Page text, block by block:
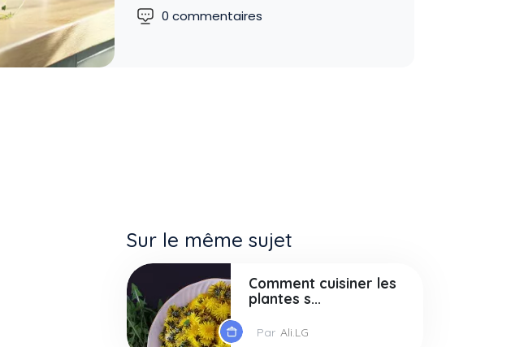
0 commentaires
Sur le même sujet
Comment cuisiner les
plantes s...
Par Ali.LG